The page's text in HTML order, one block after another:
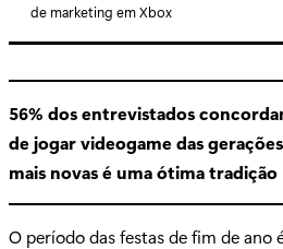
a
:
de marketing em Xbox
56% dos entrevistados
de jogar videogame das
mais novas é uma ótima tradição
O período das festas de fim de ano